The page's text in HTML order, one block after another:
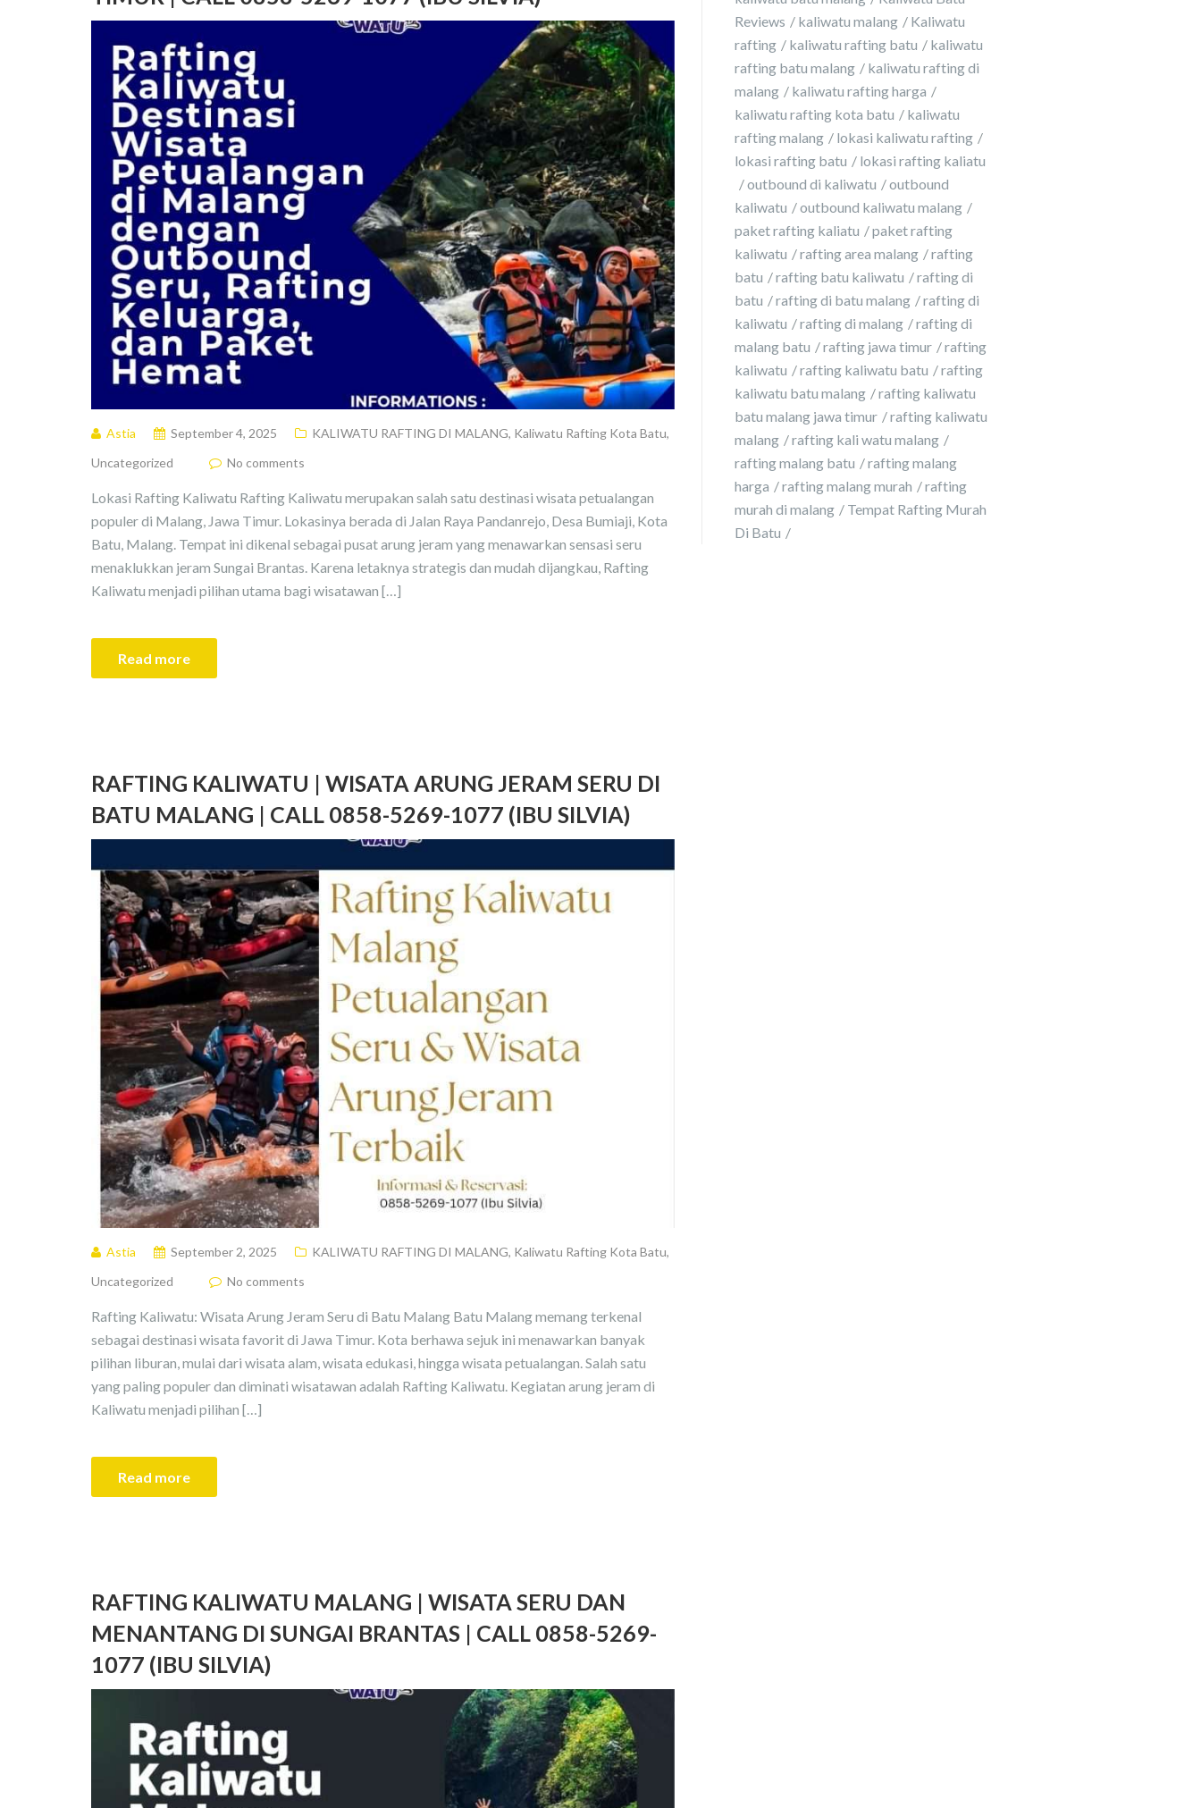
Astia September 4, 2025 KALIWATU RAFTING DI MALANG, Kaliwatu Rafting Kota Batu,
Uncategorized
No comments
Lokasi Rafting Kaliwatu Rafting Kaliwatu merupakan salah satu destinasi wisata petualangan
populer di Malang, Jawa Timur. Lokasinya berada di Jalan Raya Pandanrejo, Desa Bumiaji, Kota
Batu, Malang. Tempat ini dikenal sebagai pusat arung jeram yang menawarkan sensasi seru
menaklukkan jeram Sungai Brantas. Karena letaknya strategis dan mudah dijangkau, Rafting
Kaliwatu menjadi pilihan utama bagi wisatawan […]
Read more
RAFTING KALIWATU | WISATA ARUNG JERAM SERU DI
BATU MALANG | CALL 0858-5269-1077 (IBU SILVIA)
Astia September 2, 2025 KALIWATU RAFTING DI MALANG, Kaliwatu Rafting Kota Batu,
Uncategorized
No comments
Rafting Kaliwatu: Wisata Arung Jeram Seru di Batu Malang Batu Malang memang terkenal
sebagai destinasi wisata favorit di Jawa Timur. Kota berhawa sejuk ini menawarkan banyak
pilihan liburan, mulai dari wisata alam, wisata edukasi, hingga wisata petualangan. Salah satu
yang paling populer dan diminati wisatawan adalah Rafting Kaliwatu. Kegiatan arung jeram di
Kaliwatu menjadi pilihan […]
Read more
RAFTING KALIWATU MALANG | WISATA SERU DAN
MENANTANG DI SUNGAI BRANTAS | CALL 0858-5269-
1077 (IBU SILVIA)
Reviews
kaliwatu malang
Kaliwatu
rafting
kaliwatu rafting batu
kaliwatu
rafting batu malang
kaliwatu rafting di
malang
kaliwatu rafting harga
kaliwatu rafting kota batu
kaliwatu
rafting malang
lokasi kaliwatu rafting
lokasi rafting batu
lokasi rafting kaliatu
outbound di kaliwatu
outbound
kaliwatu
outbound kaliwatu malang
paket rafting kaliatu
paket rafting
kaliwatu
rafting area malang
rafting
batu
rafting batu kaliwatu
rafting di
batu
rafting di batu malang
rafting di
kaliwatu
rafting di malang
rafting di
malang batu
rafting jawa timur
rafting
kaliwatu
rafting kaliwatu batu
rafting
kaliwatu batu malang
rafting kaliwatu
batu malang jawa timur
rafting kaliwatu
malang
rafting kali watu malang
rafting malang batu
rafting malang
harga
rafting malang murah
rafting
murah di malang
Tempat Rafting Murah
Di Batu